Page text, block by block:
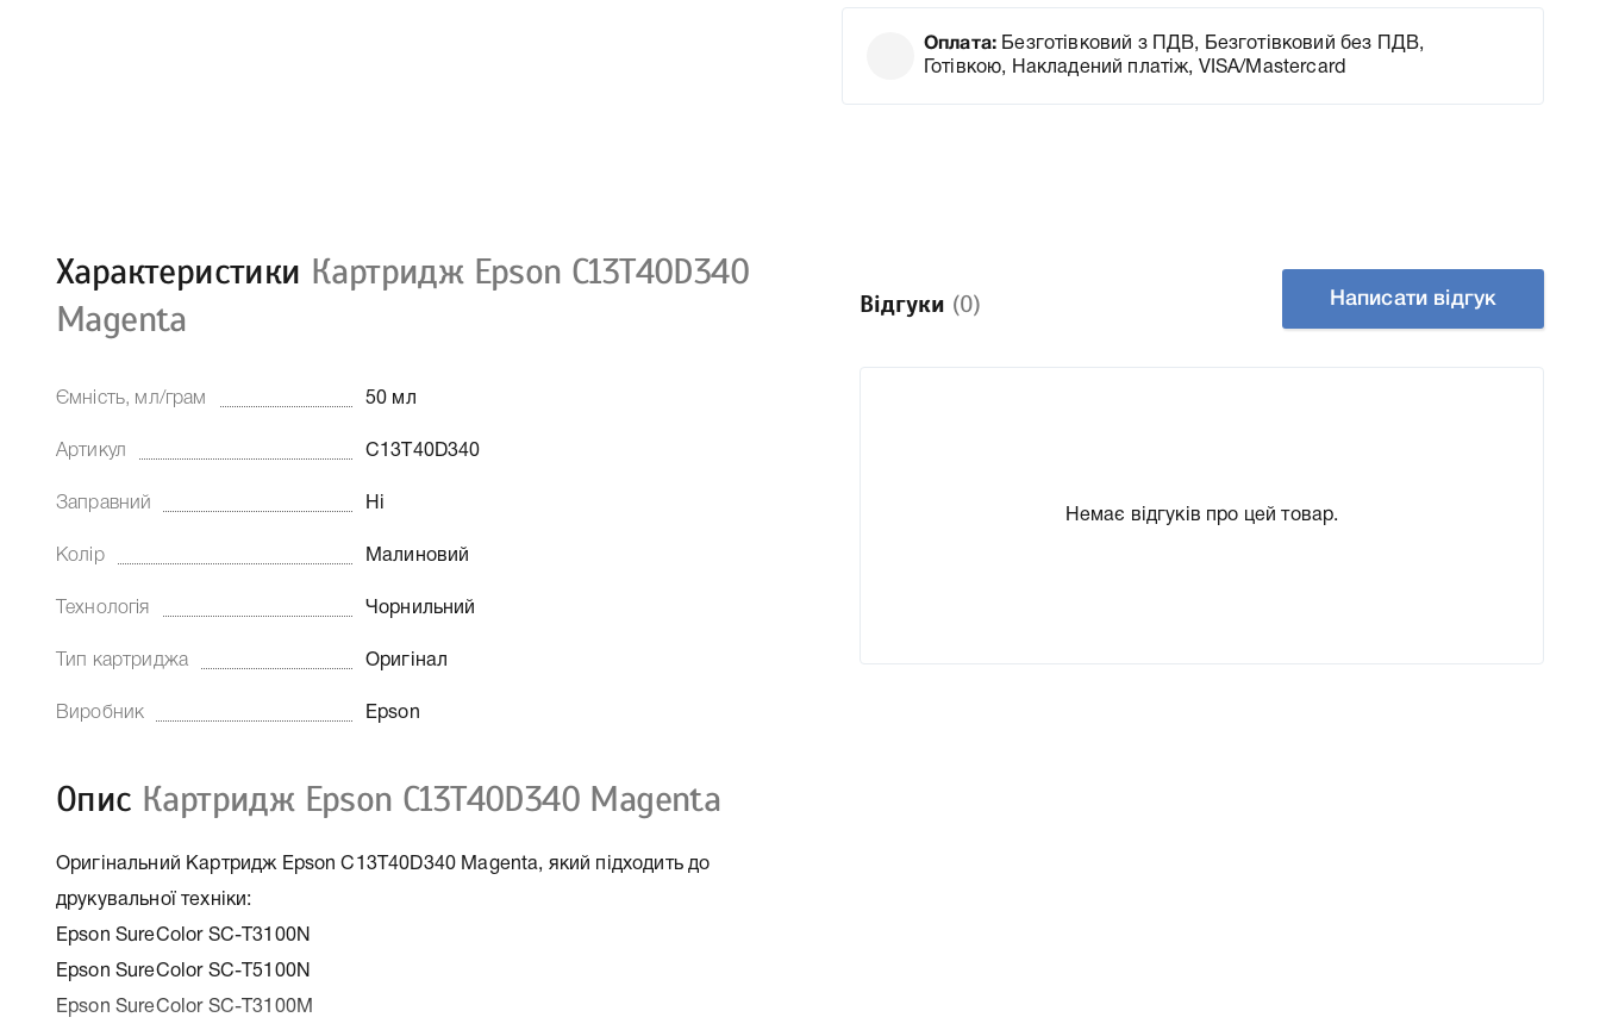
Оплата: Безготівковий з ПДВ, Безготівковий без ПДВ,
Готівкою, Накладений платіж, VISA/Mastercard
Характеристики Картридж Epson C13T40D340
Magenta
Ємність, мл/грам 50 мл
Артикул C13T40D340
Заправний Ні
Колір Малиновий
Технологія Чорнильний
Тип картриджа Оригінал
Виробник Epson
Опис Картридж Epson C13T40D340 Magenta
Оригінальний Картридж Epson C13T40D340 Magenta, який підходить до
друкувальної техніки:
Epson SureColor SC-T3100N
Epson SureColor SC-T5100N
Epson SureColor SC-T3100M
Відгуки (0) Написати відгук
Немає відгуків про цей товар.